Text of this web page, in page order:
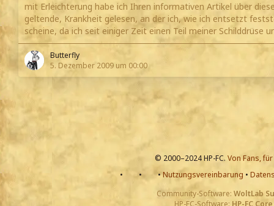
mit Erleichterung habe ich Ihren informativen Artikel über
geltende, Krankheit gelesen, an der ich, wie ich entsetzt
scheine, da ich seit einiger Zeit einen Teil meiner Schilddrüse
Butterfly
5. Dezember 2009 um 00:00
© 2000–2024 HP-FC. Von Fans,
•
• •Nutzungsvereinbarung •
Community-Software: WoltLab